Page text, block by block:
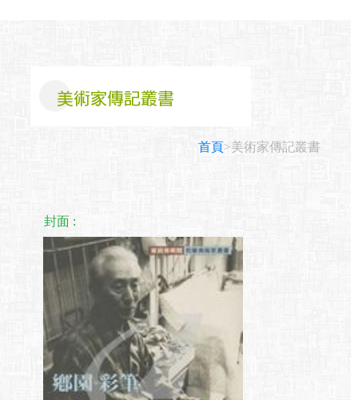
首頁>美術家傳記叢書
封面 :